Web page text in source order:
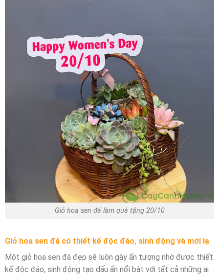
Giỏ hoa sen đá làm quà tặng 20/10
Giỏ hoa sen đá có thiết kế độc đáo, sinh động và mới lạ
Một giỏ hoa sen đá đẹp sẽ luôn gây ấn tượng nhờ được thiết
kế độc đáo, sinh động tạo dấu ấn nổi bật với tất cả những ai